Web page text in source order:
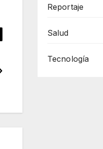
Reportaje
Salud
Tecnología